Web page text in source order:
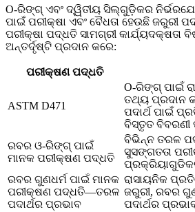
O-ରିଙ୍ଗ୍ ଏବଂ ଦ୍ୱିତୀୟ ସିଲ୍‌ଗୁଡ଼ିକର
ପାଇଁ ପରୀକ୍ଷା ଏବଂ ବୈଧତା ହେଉଛି ଜରୁରୀ
ପରୀକ୍ଷା ପଦ୍ଧତି ସାମଗ୍ରୀ କାର୍ଯ୍ୟଦକ୍ଷତା
ଅନ୍ତର୍ଦୃଷ୍ଟି ପ୍ରଦାନ କରେ:
ପରୀକ୍ଷଣ ପଦ୍ଧତି
ASTM D471
O-ରିଙ୍ଗ୍ ପାଇଁ
ତଥ୍ୟ ପ୍ରଦାନ
ପଦାର୍ଥ ପାଇଁ
ବିସ୍ତୃତ ବିବରଣୀ
ରବର ଓ-ରିଙ୍ଗ୍ ପାଇଁ
ମାନକ ପରୀକ୍ଷଣ ପଦ୍ଧତି
ବିଭିନ୍ନ ତରଳ
ସୁସଙ୍ଗତତା
ପ୍ରକ୍ରିୟାଗୁଡିକର
ରବର ଗୁଣଧର୍ମ ପାଇଁ ମାନକ
ପରୀକ୍ଷଣ ପଦ୍ଧତି—ତରଳ
ପଦାର୍ଥର ପ୍ରଭାବ
ରାସାୟନିକ
ଜରୁରୀ, ରବର
ପଦାର୍ଥର